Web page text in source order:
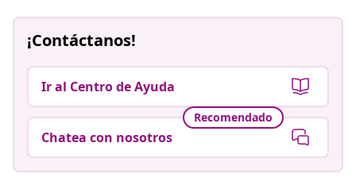
¡Contáctanos!
Ir al Centro de Ayuda
Recomendado
Chatea con nosotros